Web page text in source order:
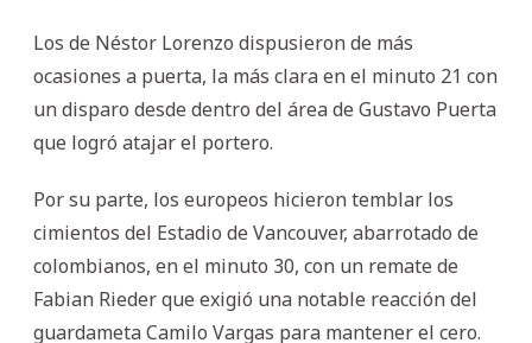
Los de Néstor Lorenzo dispusieron de más
ocasiones a puerta, la más clara en el minuto 21 con
un disparo desde dentro del área de Gustavo Puerta
que logró atajar el portero.
Por su parte, los europeos hicieron temblar los
cimientos del Estadio de Vancouver, abarrotado de
colombianos, en el minuto 30, con un remate de
Fabian Rieder que exigió una notable reacción del
guardameta Camilo Vargas para mantener el cero.